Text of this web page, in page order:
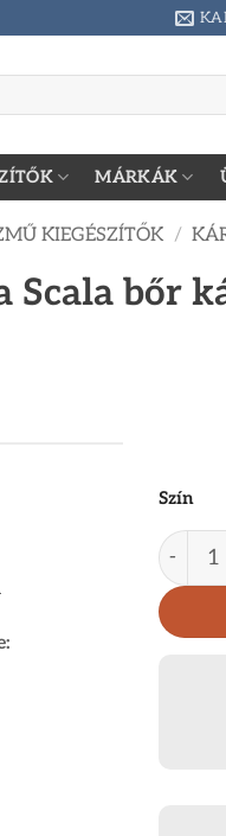
MÁRKÁK
KIEGÉSZÍTŐK /
Scala bőr
Szín